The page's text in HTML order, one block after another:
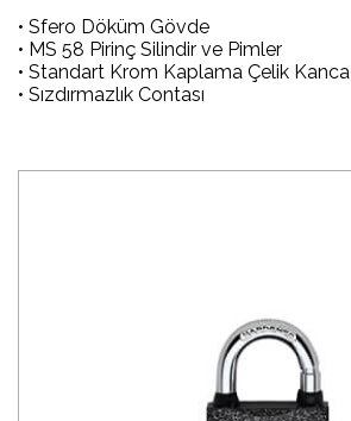
• Sfero Döküm Gövde
• MS 58 Pirinç Silindir ve Pimler
• Standart Krom Kaplama Çelik Kanca
• Sızdırmazlık Contası